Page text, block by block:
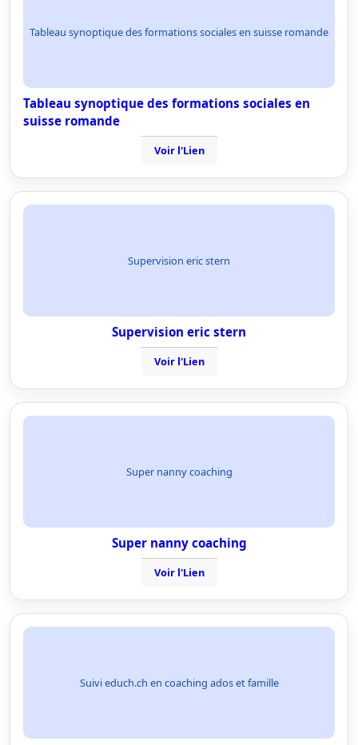
Tableau synoptique des formations sociales en suisse romande
Tableau synoptique des formations sociales en
suisse romande
Voir l'Lien
Supervision eric stern
Supervision eric stern
Voir l'Lien
Super nanny coaching
Super nanny coaching
Voir l'Lien
Suivi educh.ch en coaching ados et famille